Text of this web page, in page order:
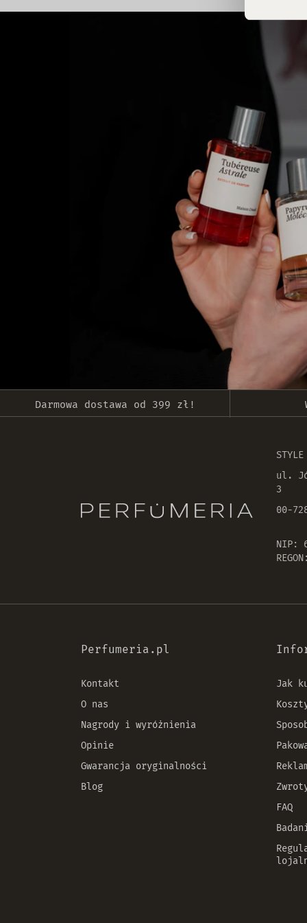
Darmowa dostawa od 399 zł!
ul.
3
00-
NIP:
Perfumeria.pl
Kontakt
O nas
Nagrody i wyróżnienia
Opinie
Gwarancja oryginalności
Blog
Jak
FAQ